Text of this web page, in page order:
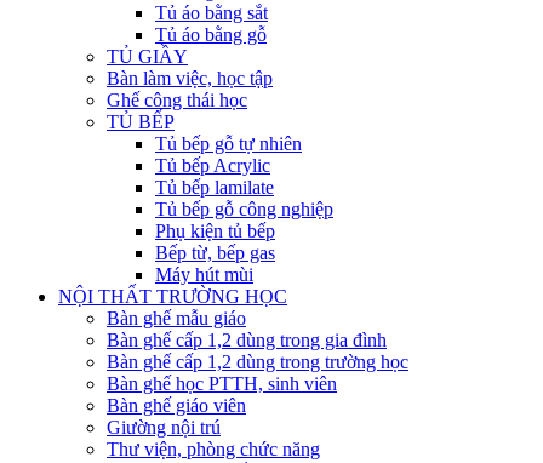
Tủ áo bằng sắt
Tủ áo bằng gỗ
TỦ GIẦY
Bàn làm việc, học tập
Ghế công thái học
TỦ BẾP
Tủ bếp gỗ tự nhiên
Tủ bếp Acrylic
Tủ bếp lamilate
Tủ bếp gỗ công nghiệp
Phụ kiện tủ bếp
Bếp từ, bếp gas
Máy hút mùi
NỘI THẤT TRƯỜNG HỌC
Bàn ghế mẫu giáo
Bàn ghế cấp 1,2 dùng trong gia đình
Bàn ghế cấp 1,2 dùng trong trường học
Bàn ghế học PTTH, sinh viên
Bàn ghế giáo viên
Giường nội trú
Thư viện, phòng chức năng